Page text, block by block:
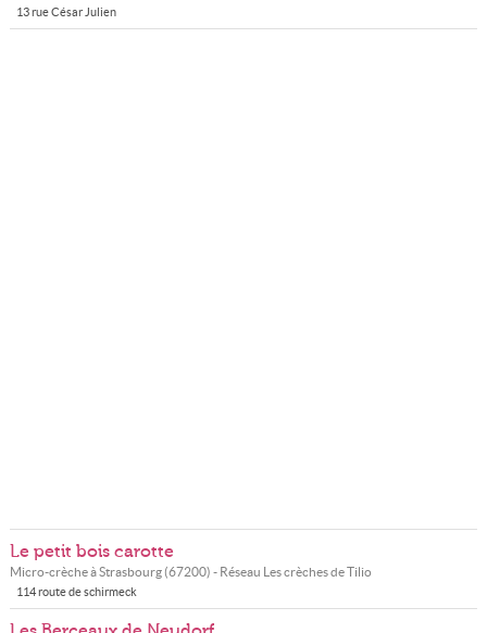
13 rue César Julien
Le petit bois carotte
Micro-crèche àStrasbourg(67200) - Réseau Les crèches de Tilio
114 route de schirmeck